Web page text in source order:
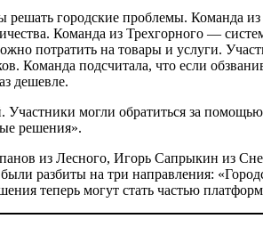
городские проблемы. Команда
Команда из Трехгорного —
потратить на товары и услуги.
Команда подсчитала, что если
дешевле.
могли обратиться за
решения».
из Лесного, Игорь Сапрыкин из
разбиты на три направления:
теперь могут стать частью